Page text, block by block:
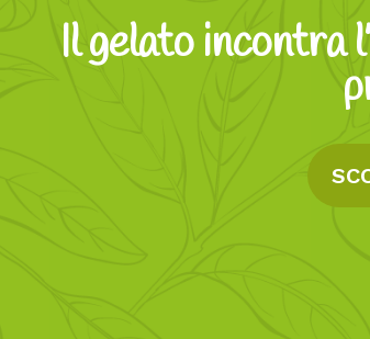
Il gelato incontra